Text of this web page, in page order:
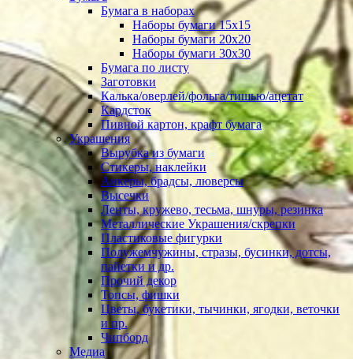
Бумага в наборах
Наборы бумаги 15х15
Наборы бумаги 20х20
Наборы бумаги 30х30
Бумага по листу
Заготовки
Калька/оверлей/фольга/тишью/ацетат
Кардсток
Пивной картон, крафт бумага
Украшения
Вырубка из бумаги
Стикеры, наклейки
Анкеры, брадсы, люверсы
Высечки
Ленты, кружево, тесьма, шнуры, резинка
Металлические Украшения/скрепки
Пластиковые фигурки
Полужемчужины, стразы, бусинки, дотсы,
пайетки и др.
Прочий декор
Топсы, фишки
Цветы, букетики, тычинки, ягодки, веточки
и пр.
Чипборд
Медиа